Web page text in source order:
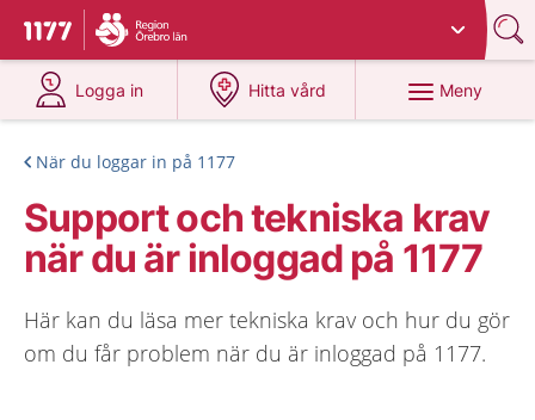
Till startsidan för 1177
Du har valt region
Logga in
på 1177.se
Hitta vård
på 1177.se
Meny
När du loggar in på 1177
Support och tekniska krav
när du är inloggad på 1177
Här kan du läsa mer tekniska krav och hur du gör
om du får problem när du är inloggad på 1177.